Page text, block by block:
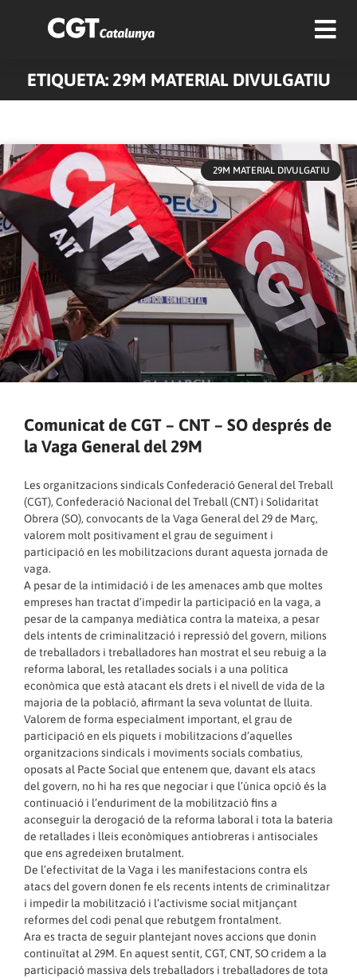
ETIQUETA: 29M MATERIAL DIVULGATIU
29M MATERIAL DIVULGATIU
Comunicat de CGT – CNT – SO després de
la Vaga General del 29M
Les organitzacions sindicals Confederació General del Treball
(CGT), Confederació Nacional del Treball (CNT) i Solidaritat
Obrera (SO), convocants de la Vaga General del 29 de Març,
valorem molt positivament el grau de seguiment i
participació en les mobilitzacions durant aquesta jornada de
vaga.
A pesar de la intimidació i de les amenaces amb que moltes
empreses han tractat d’impedir la participació en la vaga, a
pesar de la campanya mediàtica contra la mateixa, a pesar
dels intents de criminalització i repressió del govern, milions
de treballadors i treballadores han mostrat el seu rebuig a la
reforma laboral, les retallades socials i a una política
econòmica que està atacant els drets i el nivell de vida de la
majoria de la població, afirmant la seva voluntat de lluita.
Valorem de forma especialment important, el grau de
participació en els piquets i mobilitzacions d’aquelles
organitzacions sindicals i moviments socials combatius,
oposats al Pacte Social que entenem que, davant els atacs
del govern, no hi ha res que negociar i que l’única opció és la
continuació i l’enduriment de la mobilització fins a
aconseguir la derogació de la reforma laboral i tota la bateria
de retallades i lleis econòmiques antiobreras i antisociales
que ens agredeixen brutalment.
De l’efectivitat de la Vaga i les manifestacions contra els
atacs del govern donen fe els recents intents de criminalitzar
i impedir la mobilització i l’activisme social mitjançant
reformes del codi penal que rebutgem frontalment.
Ara es tracta de seguir plantejant noves accions que donin
continuïtat al 29M. En aquest sentit, CGT, CNT, SO cridem a la
participació massiva dels treballadors i treballadores de tota